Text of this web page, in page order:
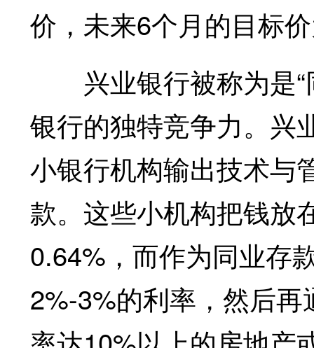
价，未来6个月的目标
兴业银行被称为是“
银行的独特竞争力。兴
小银行机构输出技术与
款。这些小机构把钱放
0.64%，而作为同业存
2%-3%的利率，然后